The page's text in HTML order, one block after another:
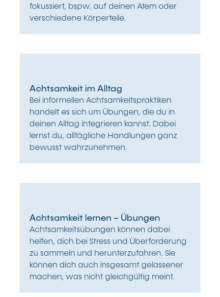
fokussiert, bspw. auf deinen Atem oder
verschiedene Körperteile.
Achtsamkeit im Alltag
Bei informellen Achtsamkeitspraktiken
handelt es sich um Übungen, die du in
deinen Alltag integrieren kannst. Dabei
lernst du, alltägliche Handlungen ganz
bewusst wahrzunehmen.
Achtsamkeit lernen – Übungen
Achtsamkeitsübungen können dabei
helfen, dich bei Stress und Überforderung
zu sammeln und herunterzufahren. Sie
können dich auch insgesamt gelassener
machen, was nicht gleichgültig meint.